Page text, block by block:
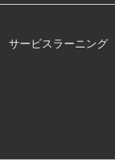
サービスラーニング